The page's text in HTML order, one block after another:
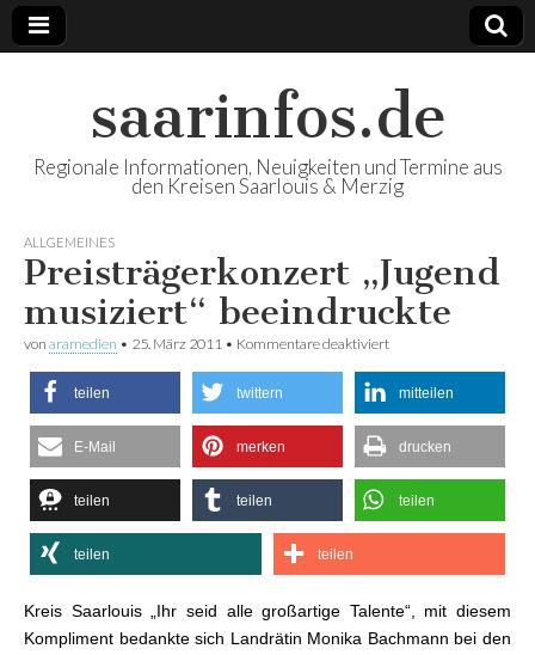
saarinfos.de
Regionale Informationen, Neuigkeiten und Termine aus
den Kreisen Saarlouis & Merzig
ALLGEMEINES
Preisträgerkonzert „Jugend
musiziert“ beeindruckte
von aramedien • 25. März 2011 • Kommentare deaktiviert
teilen twittern mitteilen
E-Mail merken drucken
teilen teilen teilen
teilen teilen
Kreis Saarlouis „Ihr seid alle großartige Talente“, mit diesem
Kompliment bedankte sich Landrätin Monika Bachmann bei den